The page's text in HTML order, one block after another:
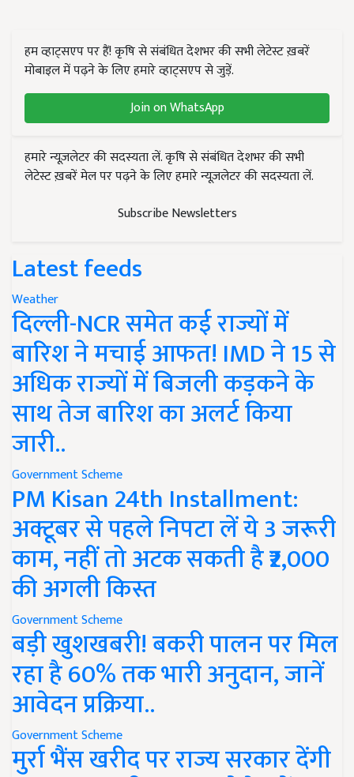
हम व्हाट्सएप पर हैं! कृषि से संबंधित देशभर की सभी लेटेस्ट ख़बरें
मोबाइल में पढ़ने के लिए हमारे व्हाट्सएप से जुड़ें.
Join on WhatsApp
हमारे न्यूज़लेटर की सदस्यता लें. कृषि से संबंधित देशभर की सभी
लेटेस्ट ख़बरें मेल पर पढ़ने के लिए हमारे न्यूज़लेटर की सदस्यता लें.
Subscribe Newsletters
Latest feeds
Weather
दिल्ली-NCR समेत कई राज्यों में
बारिश ने मचाई आफत! IMD ने 15 से
अधिक राज्यों में बिजली कड़कने के
साथ तेज बारिश का अलर्ट किया
जारी..
Government Scheme
PM Kisan 24th Installment:
अक्टूबर से पहले निपटा लें ये 3 जरूरी
काम, नहीं तो अटक सकती है ₹2,000
की अगली किस्त
Government Scheme
बड़ी खुशखबरी! बकरी पालन पर मिल
रहा है 60% तक भारी अनुदान, जानें
आवेदन प्रक्रिया..
Government Scheme
मुर्रा भैंस खरीद पर राज्य सरकार देंगी